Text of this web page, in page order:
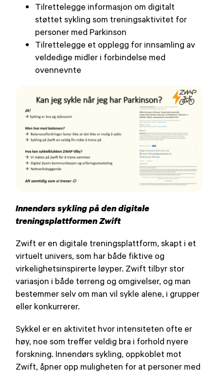
Tilrettelegge informasjon om digitalt
støttet sykling som treningsaktivitet for
personer med Parkinson
Tilrettelegge et opplegg for innsamling av
veldedige midler i forbindelse med
ovennevnte
Innendørs sykling på den digitale
treningsplattformen Zwift
Zwift er en digitale treningsplattform, skapt i et
virtuelt univers, som har både fiktive og
virkelighetsinspirerte løyper. Zwift tilbyr stor
variasjon i både terreng og omgivelser, og man
bestemmer selv om man vil sykle alene, i grupper
eller konkurrerer.
Sykkel er en aktivitet hvor intensiteten ofte er
høy, noe som treffer veldig bra i forhold nyere
forskning. Innendørs sykling, oppkoblet mot
Zwift, åpner opp muligheten for at personer med